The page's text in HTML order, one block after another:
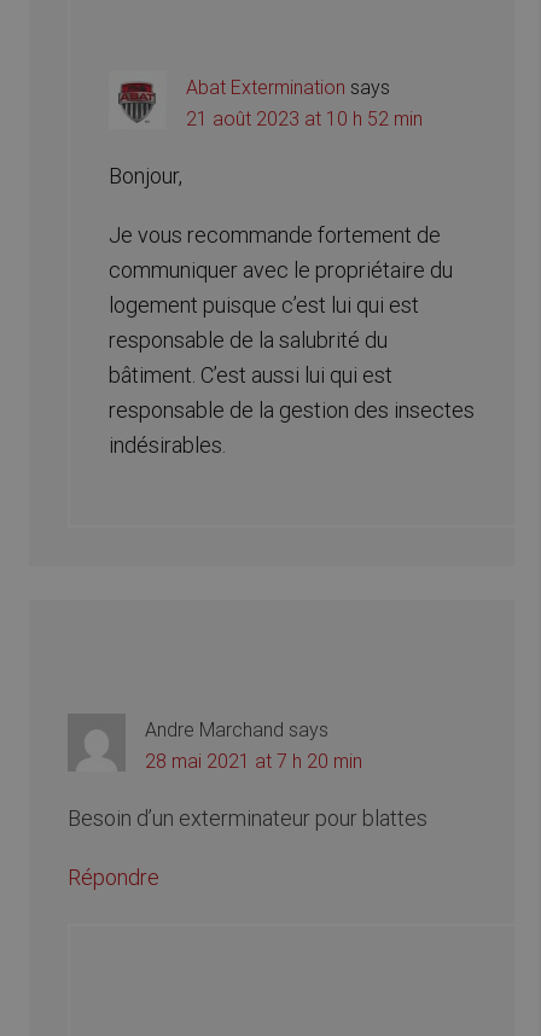
Abat Extermination says
21 août 2023 at 10 h 52 min
Bonjour,
Je vous recommande fortement de
communiquer avec le propriétaire du
logement puisque c’est lui qui est
responsable de la salubrité du
bâtiment. C’est aussi lui qui est
responsable de la gestion des insectes
indésirables.
Andre Marchand says
28 mai 2021 at 7 h 20 min
Besoin d’un exterminateur pour blattes
Répondre